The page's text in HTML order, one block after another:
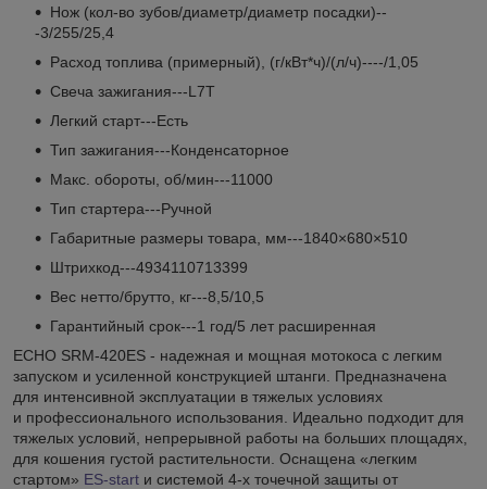
Нож (кол-во зубов/диаметр/диаметр посадки)--
-3/255/25,4
Расход топлива (примерный), (г/кВт*ч)/(л/ч)----/1,05
Свеча зажигания---L7T
Легкий старт---Есть
Тип зажигания---Конденсаторное
Макс. обороты, об/мин---11000
Тип стартера---Ручной
Габаритные размеры товара, мм---1840×680×510
Штрихкод---4934110713399
Вес нетто/брутто, кг---8,5/10,5
Гарантийный срок---1 год/5 лет расширенная
ECHO SRM-420ES - надежная и мощная мотокоса с легким
запуском и усиленной конструкцией штанги. Предназначена
для интенсивной эксплуатации в тяжелых условиях
и профессионального использования. Идеально подходит для
тяжелых условий, непрерывной работы на больших площадях,
для кошения густой растительности. Оснащена «легким
стартом» ES-start и системой 4-х точечной защиты от